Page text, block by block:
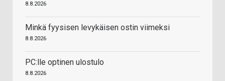
8.8.2026
Minkä fyysisen levykäisen ostin viimeksi
8.8.2026
PC:lle optinen ulostulo
8.8.2026